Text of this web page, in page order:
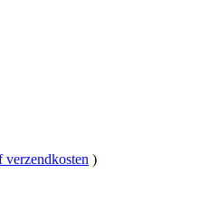
verzendkosten )